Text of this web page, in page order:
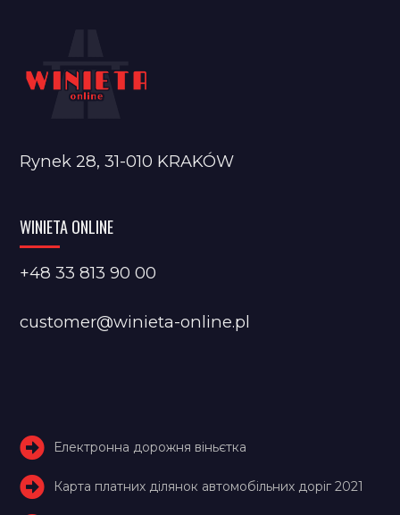
Rynek 28, 31-010 KRAKÓW
WINIETA ONLINE
+48 33 813 90 00
customer@winieta-online.pl
Електронна дорожня віньєтка
Карта платних ділянок автомобільних доріг 2021